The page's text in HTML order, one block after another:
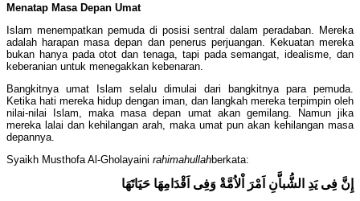
Menatap Masa Depan Umat
Islam menempatkan pemuda di posisi sentral dalam peradaban. Mereka
adalah harapan masa depan dan penerus perjuangan. Kekuatan mereka
bukan hanya pada otot dan tenaga, tapi pada semangat, idealisme, dan
keberanian untuk menegakkan kebenaran.
Bangkitnya umat Islam selalu dimulai dari bangkitnya para pemuda.
Ketika hati mereka hidup dengan iman, dan langkah mereka terpimpin oleh
nilai-nilai Islam, maka masa depan umat akan gemilang. Namun jika
mereka lalai dan kehilangan arah, maka umat pun akan kehilangan masa
depannya.
Syaikh Musthofa Al-Gholayaini rahimahullahberkata:
إِنَّ فِى يَدِ الشُّباَّنِ اَمْرَ اْلاُمَّةْ وَفِى اَقْدَامِهَا حَيَاتَهَا